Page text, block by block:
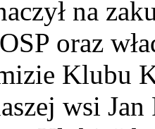
na
oraz
Klubu
wsi